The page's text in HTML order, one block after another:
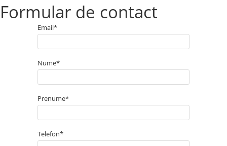
Formular de contact
Email*
Nume*
Prenume*
Telefon*